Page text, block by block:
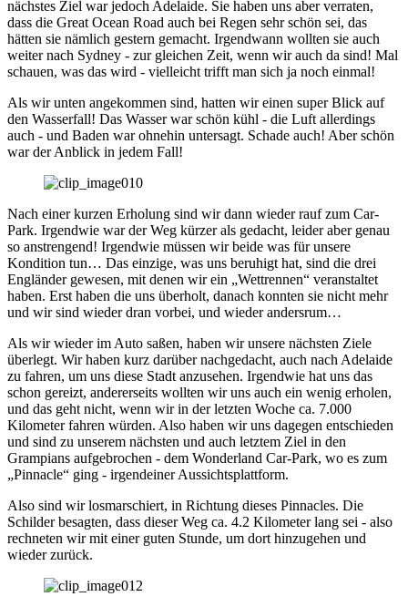
nächstes Ziel war jedoch Adelaide. Sie haben uns aber verraten,
dass die Great Ocean Road auch bei Regen sehr schön sei, das
hätten sie nämlich gestern gemacht. Irgendwann wollten sie auch
weiter nach Sydney - zur gleichen Zeit, wenn wir auch da sind! Mal
schauen, was das wird - vielleicht trifft man sich ja noch einmal!
Als wir unten angekommen sind, hatten wir einen super Blick auf
den Wasserfall! Das Wasser war schön kühl - die Luft allerdings
auch - und Baden war ohnehin untersagt. Schade auch! Aber schön
war der Anblick in jedem Fall!
Nach einer kurzen Erholung sind wir dann wieder rauf zum Car-
Park. Irgendwie war der Weg kürzer als gedacht, leider aber genau
so anstrengend! Irgendwie müssen wir beide was für unsere
Kondition tun… Das einzige, was uns beruhigt hat, sind die drei
Engländer gewesen, mit denen wir ein „Wettrennen“ veranstaltet
haben. Erst haben die uns überholt, danach konnten sie nicht mehr
und wir sind wieder dran vorbei, und wieder andersrum…
Als wir wieder im Auto saßen, haben wir unsere nächsten Ziele
überlegt. Wir haben kurz darüber nachgedacht, auch nach Adelaide
zu fahren, um uns diese Stadt anzusehen. Irgendwie hat uns das
schon gereizt, andererseits wollten wir uns auch ein wenig erholen,
und das geht nicht, wenn wir in der letzten Woche ca. 7.000
Kilometer fahren würden. Also haben wir uns dagegen entschieden
und sind zu unserem nächsten und auch letztem Ziel in den
Grampians aufgebrochen - dem Wonderland Car-Park, wo es zum
„Pinnacle“ ging - irgendeiner Aussichtsplattform.
Also sind wir losmarschiert, in Richtung dieses Pinnacles. Die
Schilder besagten, dass dieser Weg ca. 4.2 Kilometer lang sei - also
rechneten wir mit einer guten Stunde, um dort hinzugehen und
wieder zurück.